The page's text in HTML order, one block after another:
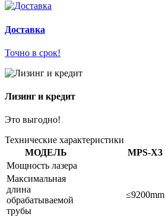
Доставка
Точно в срок!
Лизинг и кредит
Это выгодно!
Технические характеристики
МОДЕЛЬ
MPS-X3
Мощность лазера
Максимальная
длина
обрабатываемой
трубы
≤9200mm